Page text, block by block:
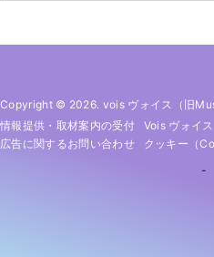
Copyright © 2026. vois ヴォイス（旧
情報提供・取材案内の受付
Vois ヴォイ
広告に関するお問い合わせ
クッキー（
-